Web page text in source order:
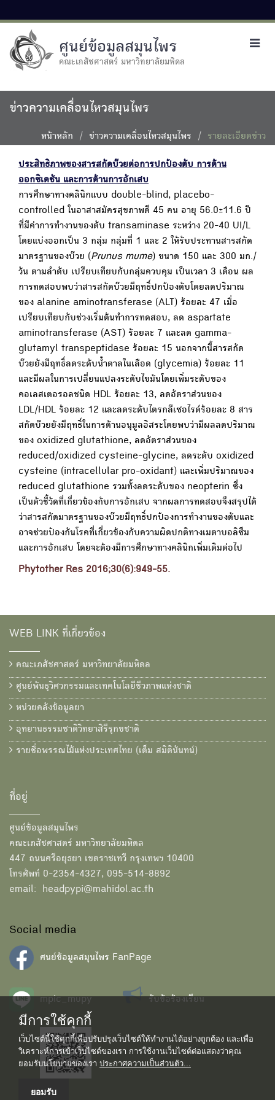
ศูนย์ข้อมูลสมุนไพร
คณะเภสัชศาสตร์ มหาวิทยาลัยมหิดล
ข่าวความเคลื่อนไหวสมุนไพร
หน้าหลัก ข่าวความเคลื่อนไหวสมุนไพร รายละเอียดข่าว
ประสิทธิภาพของสารสกัดบ๊วยต่อการปกป้องตับ การต้าน
ออกซิเดชัน และการต้านการอักเสบ
การศึกษาทางคลินิกแบบ double-blind, placebo-
controlled ในอาสาสมัครสุขภาพดี 45 คน อายุ 56.0±11.6 ปี
ที่มีค่าการทำงานของตับ transaminase ระหว่าง 20-40 UI/L
โดยแบ่งออกเป็น 3 กลุ่ม กลุ่มที่ 1 และ 2 ให้รับประทานสารสกัด
มาตรฐานของบ๊วย (Prunus mume) ขนาด 150 และ 300 มก./
วัน ตามลำดับ เปรียบเทียบกับกลุ่มควบคุม เป็นเวลา 3 เดือน ผล
การทดสอบพบว่าสารสกัดบ๊วยมีฤทธิ์ปกป้องตับโดยลดปริมาณ
ของ alanine aminotransferase (ALT) ร้อยละ 47 เมื่อ
เปรียบเทียบกับช่วงเริ่มต้นทำการทดสอบ, ลด aspartate
aminotransferase (AST) ร้อยละ 7 และลด gamma-
glutamyl transpeptidase ร้อยละ 15 นอกจากนี้สารสกัด
บ๊วยยังมีฤทธิ์ลดระดับน้ำตาลในเลือด (glycemia) ร้อยละ 11
และมีผลในการเปลี่ยนแปลงระดับไขมันโดยเพิ่มระดับของ
คอเลสเตอรอลชนิด HDL ร้อยละ 13, ลดอัตราส่วนของ
LDL/HDL ร้อยละ 12 และลดระดับไตรกลีเซอไรด์ร้อยละ 8 สาร
สกัดบ๊วยยังมีฤทธิ์ในการต้านอนุมูลอิสระโดยพบว่ามีผลลดปริมาณ
ของ oxidized glutathione, ลดอัตราส่วนของ
reduced/oxidized cysteine-glycine, ลดระดับ oxidized
cysteine (intracellular pro-oxidant) และเพิ่มปริมาณของ
reduced glutathione รวมทั้งลดระดับของ neopterin ซึ่ง
เป็นตัวชี้วัดที่เกี่ยวข้องกับการอักเสบ จากผลการทดสอบจึงสรุปได้
ว่าสารสกัดมาตรฐานของบ๊วยมีฤทธิ์ปกป้องการทำงานของตับและ
อาจช่วยป้องกันโรคที่เกี่ยวข้องกับความผิดปกติทางเมตาบอลิซึม
และการอักเสบ โดยจะต้องมีการศึกษาทางคลินิกเพิ่มเติมต่อไป
Phytother Res 2016;30(6):949-55.
WEB LINK ที่เกี่ยวข้อง
คณะเภสัชศาสตร์ มหาวิทยาลัยมหิดล
ศูนย์พันธุวิศวกรรมและเทคโนโลยีชีวภาพแห่งชาติ
หน่วยคลังข้อมูลยา
อุทยานธรรมชาติวิทยาสิรีรุกขชาติ
รายชื่อพรรณไม้แห่งประเทศไทย (เต็ม สมิตินันทน์)
ที่อยู่
ศูนย์ข้อมูลสมุนไพร
คณะเภสัชศาสตร์ มหาวิทยาลัยมหิดล
447 ถนนศรีอยุธยา เขตราชเทวี กรุงเทพฯ 10400
โทรศัพท์ 0-2354-4327, 095-514-8892
email: headpypi@mahidol.ac.th
Social media
ศนย์ข้อมูลสมุนไพร FanPage
mpic_mupy รับข้อร้องเรียน
มีการใช้คุกกี้
เว็บไซต์นี้ใช้คุกกี้เพื่อปรับปรุงเว็บไซต์ให้ทำงานได้อย่างถูกต้อง และเพื่อ
วิเคราะห์การเข้าเว็บไซต์ของเรา การใช้งานเว็บไซต์ต่อแสดงว่าคุณ
ยอมรับนโยบายของเรา ประกาศความเป็นส่วนตัว...
ยอมรับ